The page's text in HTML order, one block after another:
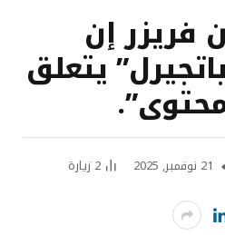
فريزر إن
يتعلق
21 نوفمبر, 2025 2 زيارة